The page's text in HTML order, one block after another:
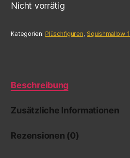
Nicht vorrätig
Kategorien: Plüschfiguren, Squishmallow
Beschreibung
Zusätzliche Informationen
Rezensionen (0)